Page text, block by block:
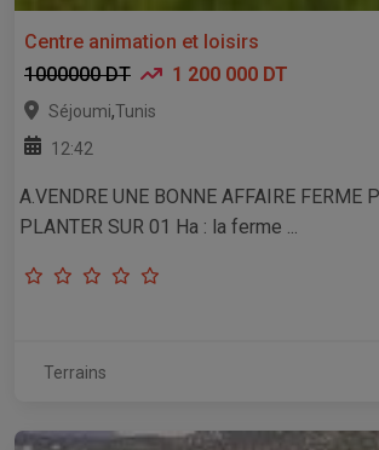
Centre animation et loisirs
1000000 DT
1 200 000 DT
Séjoumi,Tunis
12:42
A.VENDRE UNE BONNE AFFAIRE FERME
PLANTER SUR 01 Ha : la ferme ...
Terrains